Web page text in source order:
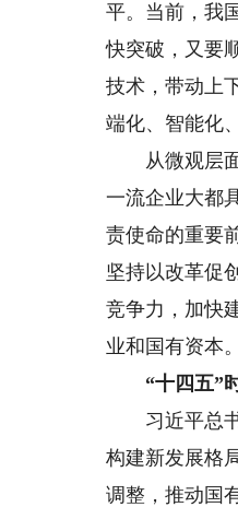
平。当前，我
快突破，又要
技术，带动上
端化、智能化
从微观层面
一流企业大都
责使命的重要
坚持以改革促
竞争力，加快
业和国有资本。
“十四五”
习近平总书
构建新发展格
调整，推动国